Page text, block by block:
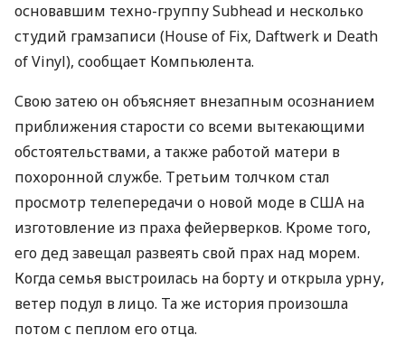
основавшим техно-группу Subhead и несколько
студий грамзаписи (House of Fix, Daftwerk и Death
of Vinyl), сообщает Компьюлента.
Свою затею он объясняет внезапным осознанием
приближения старости со всеми вытекающими
обстоятельствами, а также работой матери в
похоронной службе. Третьим толчком стал
просмотр телепередачи о новой моде в США на
изготовление из праха фейерверков. Кроме того,
его дед завещал развеять свой прах над морем.
Когда семья выстроилась на борту и открыла урну,
ветер подул в лицо. Та же история произошла
потом с пеплом его отца.